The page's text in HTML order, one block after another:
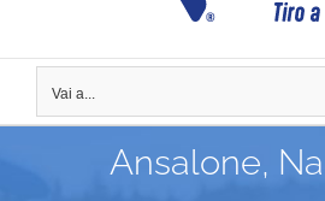
Vai a...
Ansalone,